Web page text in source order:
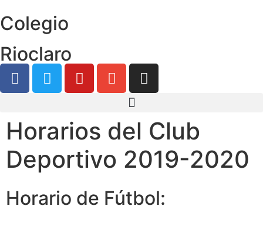
Colegio
Rioclaro
Horarios del Club
Deportivo 2019-2020
Horario de Fútbol: